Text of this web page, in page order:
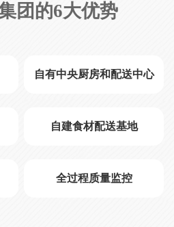
团的6大优势
自有中央厨房和配送中心
自建食材配送基地
全过程质量监控